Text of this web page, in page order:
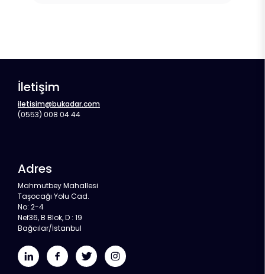
İletişim
iletisim@bukadar.com
(0553) 008 04 44
Adres
Mahmutbey Mahallesi
Taşocağı Yolu Cad.
No: 2-4
Nef36, B Blok, D : 19
Bağcılar/İstanbul